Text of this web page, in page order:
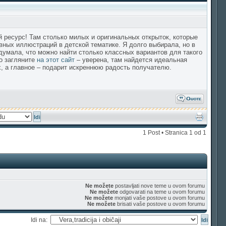
Там столько милых и оригинальных открыток, которые
иллюстраций в детской тематике. Я долго выбирала, но в
что можно найти столько классных вариантов для такого
загляните на этот сайт – уверена, там найдется идеальная
а главное – подарит искреннюю радость получателю.
1 Post • Stranica 1 od 1
Ne možete postavljati nove teme u ovom forumu
Ne možete odgovarati na teme u ovom forumu
Ne možete monjati vaše postove u ovom forumu
Ne možete brisati vaše postove u ovom forumu
Idi na: